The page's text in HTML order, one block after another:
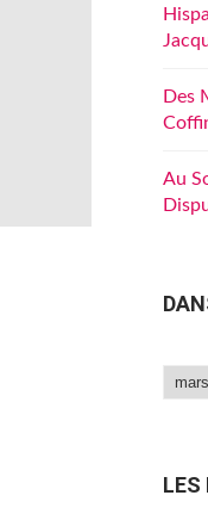
Des
Au
Dans
LES